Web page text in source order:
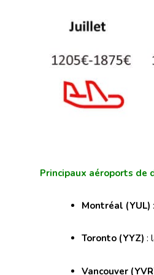
Principaux aéroports de
Montréal (YUL)
Toronto (YYZ) :
Vancouver